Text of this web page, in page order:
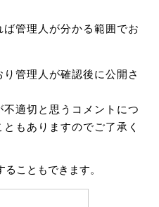
管理人が分かる範囲でお
管理人が確認後に公開さ
適切と思うコメントにつ
もありますのでご了承く
ることもできます。